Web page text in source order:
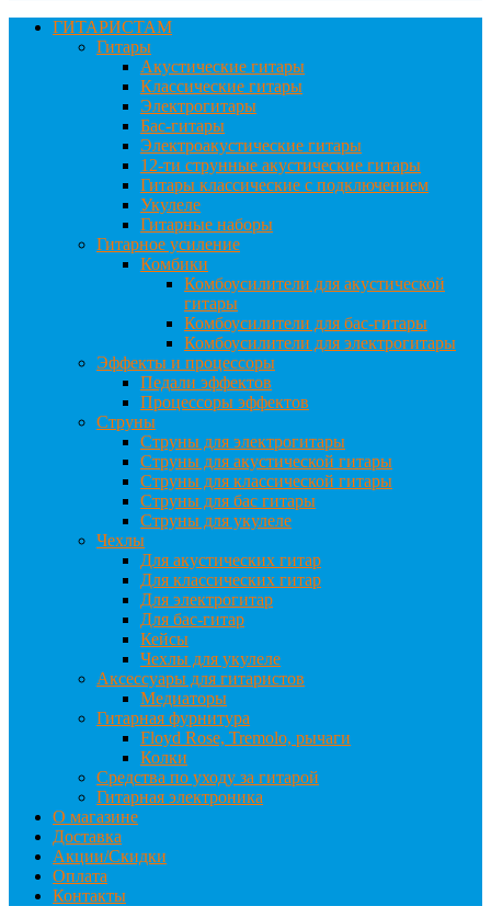
ГИТАРИСТАМ
Гитары
Акустические гитары
Классические гитары
Электрогитары
Бас-гитары
Электроакустические гитары
12-ти струнные акустические гитары
Гитары классические с подключением
Укулеле
Гитарные наборы
Гитарное усиление
Комбики
Комбоусилители для акустической
гитары
Комбоусилители для бас-гитары
Комбоусилители для электрогитары
Эффекты и процессоры
Педали эффектов
Процессоры эффектов
Струны
Струны для электрогитары
Струны для акустической гитары
Струны для классической гитары
Струны для бас гитары
Струны для укулеле
Чехлы
Для акустических гитар
Для классических гитар
Для электрогитар
Для бас-гитар
Кейсы
Чехлы для укулеле
Аксессуары для гитаристов
Медиаторы
Гитарная фурнитура
Floyd Rose, Tremolo, рычаги
Колки
Средства по уходу за гитарой
Гитарная электроника
О магазине
Доставка
Акции/Скидки
Оплата
Контакты